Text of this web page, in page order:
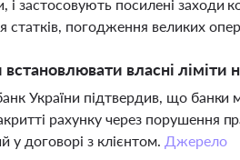
застосовують посилені заходи
погодження великих
власні ліміти
України підтвердив, що банки
рахунку через порушення
у договорі з клієнтом. Джерело